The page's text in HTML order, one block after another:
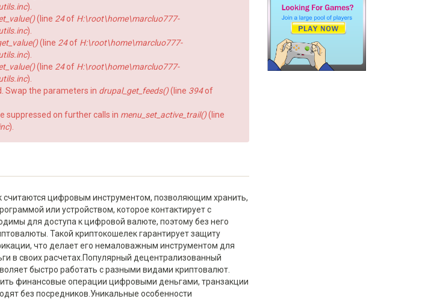
).
(line 24of H:\root\home\marcluo777-
).
(line 24of H:\root\home\marcluo777-
).
(line 24of H:\root\home\marcluo777-
).
Swap the parameters in drupal_get_feeds()(line 394of
suppressed on further calls in menu_set_active_trail()(line
).
цифровым инструментом, позволяющим хранить,
или устройством, которое контактирует с
для доступа к цифровой валюте, поэтому без него
Такой криптокошелек гарантирует защиту
что делает его немаловажным инструментом для
в своих расчетах.Популярный децентрализованный
быстро работать с разными видами криптовалют.
финансовые операции цифровыми деньгами, транзакции
без посредников.Уникальные особенности